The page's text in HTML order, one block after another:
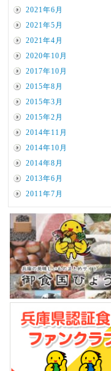
2021年6月
2021年5月
2021年4月
2020年10月
2017年10月
2015年8月
2015年3月
2015年2月
2014年11月
2014年10月
2014年8月
2013年6月
2011年7月